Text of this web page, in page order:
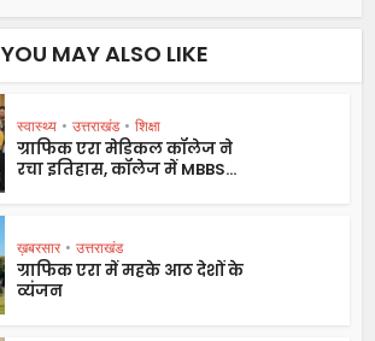
YOU MAY ALSO LIKE
स्वास्थ्य • उत्तराखंड • शिक्षा
ग्राफिक एरा मेडिकल कॉलेज ने
रचा इतिहास, कॉलेज में MBBS...
ख़बरसार • उत्तराखंड
ग्राफिक एरा में महके आठ देशों के
व्यंजन